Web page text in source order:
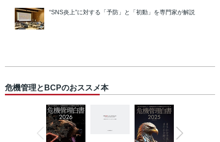
“SNS炎上”に対する「予防」と「初動」を専門家が解説
危機管理とBCPのおススメ本